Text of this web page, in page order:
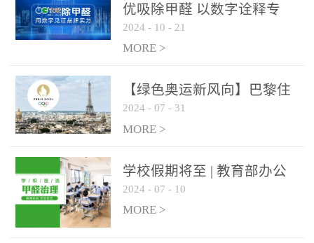
优吸除甲醛 以数字诠释专
业，尽显除醛品牌实力！
2024 - 10 - 21
MORE >
【绿色奥运新风向】巴黎住
宿风波：优吸环保共建健康
绿色家居
2024 - 07 - 31
MORE >
学校假期将至 | 教育部办公
厅关于加强学校新建校舍室
内空气质量管理通知
2024 - 07 - 10
MORE >